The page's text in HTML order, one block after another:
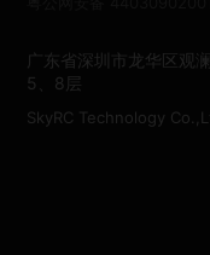
广东省深圳市龙华区观
5、8层
SkyRC Technology